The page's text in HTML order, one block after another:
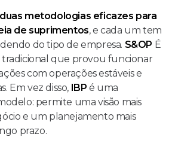
duas metodologias eficazes para
de suprimentos, e cada um tem
do tipo de empresa. S&OP É
tradicional que provou funcionar
com operações estáveis e
Em vez disso, IBP é uma
permite uma visão mais
e um planejamento mais
prazo.